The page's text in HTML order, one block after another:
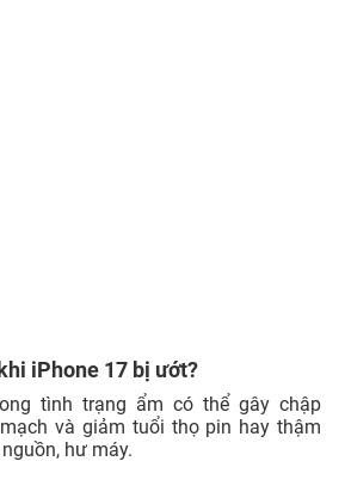
iPhone 17 bị ướt?
tình trạng ẩm có thể gây chập
và giảm tuổi thọ pin hay thậm
hư máy.